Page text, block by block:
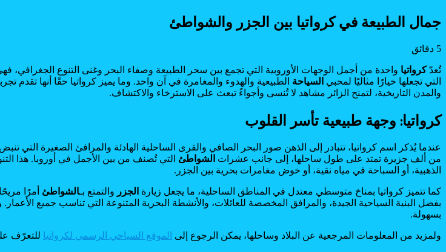
جمال الطبيعة في كرواتيا بين الجزر والشواطئ
5 دقائق
عبر
البريد
تُعدّكرواتيا واحدة من أجمل الوجهات الأوروبية التي تجمع بين سحر الطبيعة وصفاء البحر وغنى التنوع الجغرافي،
التي تجعلها خيارًا مثاليًا لمحبي السياحة الطبيعية والهدوء والمغامرة في آن واحد. وما يميز كرواتيا حقًا أنها تقدم
والمدن التاريخية، لتمنح الزائر مشاهد لا تُنسى وأجواءً تبعث على الاسترخاء والاكتشاف.
كرواتيا: وجهة طبيعية تأسر القلوب
عندما يُذكر اسم كرواتيا، تتبادر إلى الذهن صور البحر الصافي والقرى الساحلية الهادئة والمرافئ الصغيرة التي
من ألف جزيرة تمتد على طول ساحلها، إلى جانب عشرات الشواطئ التي تُصنف من بين الأجمل في أوروبا. هذا
الذهبية، أو السباحة في مياه نقية، أو خوض مغامرات بحرية بين الجزر.
كما تتميز كرواتيا بمناخ متوسطي معتدل في المناطق الساحلية، ما يجعل زيارة الجزر والتمتع بـالشواطئ أمرًا
بفضل البنية السياحية الجيدة، والمرافق المخصصة للعائلات، والأنشطة البحرية المتنوعة التي تناسب جميع
بسهولة.
ولمزيد من المعلومات المرجعية عن البلاد وساحلها، يمكن الرجوع إلى الموقع السياحي الرسمي لكرواتيا للتعرّف